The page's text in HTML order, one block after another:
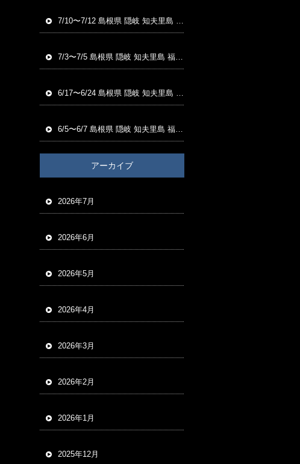
7/10〜7/12 島根県 隠岐 知夫里島 福友渡船 磯釣り釣果
7/3〜7/5 島根県 隠岐 知夫里島 福友渡船 磯釣り釣果
6/17〜6/24 島根県 隠岐 知夫里島 福友渡船 磯釣り釣果
6/5〜6/7 島根県 隠岐 知夫里島 福友渡船 磯釣り釣果
アーカイブ
2026年7月
2026年6月
2026年5月
2026年4月
2026年3月
2026年2月
2026年1月
2025年12月